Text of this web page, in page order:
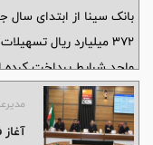
372 میلیارد ریال
واجد شرایط پرداخت